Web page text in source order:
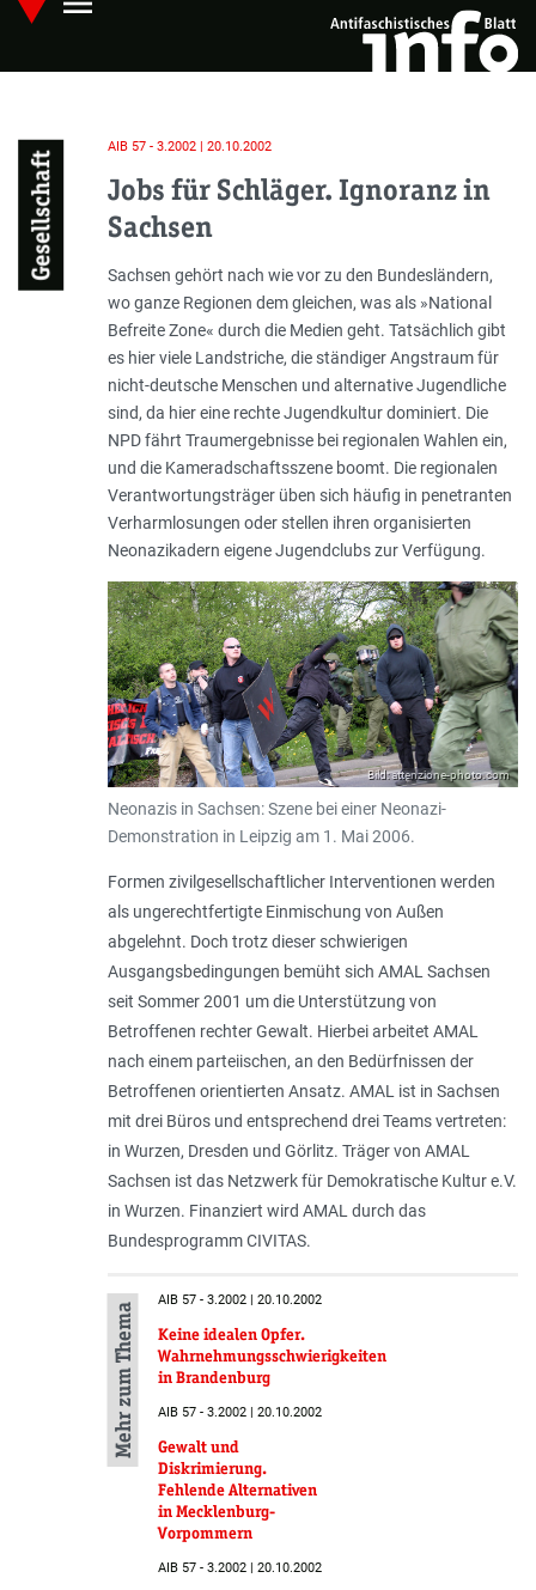
Skip
main
Hauptmenü öffnen
Gesellschaft
AIB 57 - 3.2002 | 20.10.2002
Jobs für Schläger. Ignoranz in
Sachsen
Einleitung
Sachsen gehört nach wie vor zu den Bundesländern,
wo ganze Regionen dem gleichen, was als »National
Befreite Zone« durch die Medien geht. Tatsächlich gibt
es hier viele Landstriche, die ständiger Angstraum für
nicht-deutsche Menschen und alternative Jugendliche
sind, da hier eine rechte Jugendkultur dominiert. Die
NPD fährt Traumergebnisse bei regionalen Wahlen ein,
und die Kameradschaftsszene boomt. Die regionalen
Verantwortungsträger üben sich häufig in penetranten
Verharmlosungen oder stellen ihren organisierten
Neonazikadern eigene Jugendclubs zur Verfügung.
Bild: attenzione-photo.com
Neonazis in Sachsen: Szene bei einer Neonazi-
Demonstration in Leipzig am 1. Mai 2006.
Formen zivilgesellschaftlicher Interventionen werden
als ungerechtfertigte Einmischung von Außen
abgelehnt. Doch trotz dieser schwierigen
Ausgangsbedingungen bemüht sich AMAL Sachsen
seit Sommer 2001 um die Unterstützung von
Betroffenen rechter Gewalt. Hierbei arbeitet AMAL
nach einem parteiischen, an den Bedürfnissen der
Betroffenen orientierten Ansatz. AMAL ist in Sachsen
mit drei Büros und entsprechend drei Teams vertreten:
in Wurzen, Dresden und Görlitz. Träger von AMAL
Sachsen ist das Netzwerk für Demokratische Kultur e.V.
in Wurzen. Finanziert wird AMAL durch das
Bundesprogramm CIVITAS.
Mehr zum Thema
AIB 57 - 3.2002 | 20.10.2002
Keine idealen Opfer.
Wahrnehmungsschwierigkeiten
in Brandenburg
AIB 57 - 3.2002 | 20.10.2002
Gewalt und
Diskrimierung.
Fehlende Alternativen
in Mecklenburg-
Vorpommern
AIB 57 - 3.2002 | 20.10.2002